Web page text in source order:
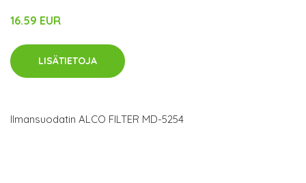
16.59 EUR
LISÄTIETOJA
Ilmansuodatin ALCO FILTER MD-5254